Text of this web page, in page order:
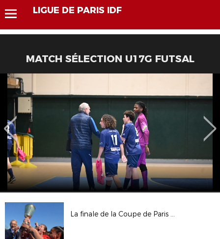
LIGUE DE PARIS IDF
MATCH SÉLECTION U17G FUTSAL
La finale de la Coupe de Paris Crédit Mutuel IDF Féminines U19